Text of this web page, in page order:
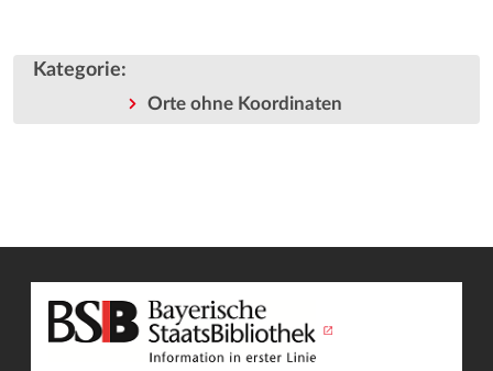
Kategorie:
Orte ohne Koordinaten